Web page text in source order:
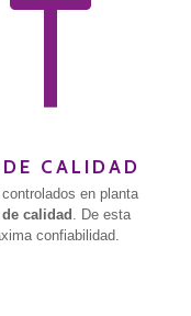
CALIDAD
en planta
calidad . De esta
confiabilidad.